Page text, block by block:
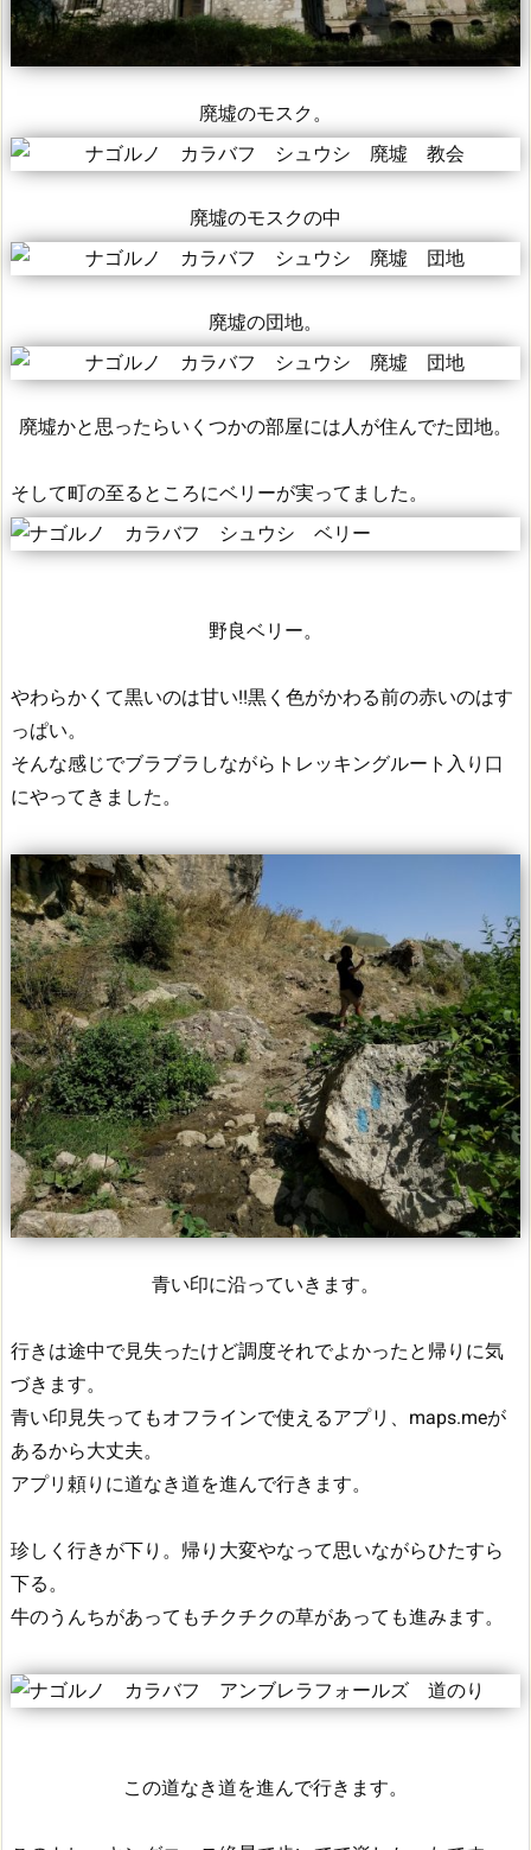
廃墟のモスク。
廃墟のモスクの中
廃墟の団地。
廃墟かと思ったらいくつかの部屋には人が住んでた団地。
そして町の至るところにベリーが実ってました。
野良ベリー。
やわらかくて黒いのは甘い!!黒く色がかわる前の赤いのはす
っぱい。
そんな感じでブラブラしながらトレッキングルート入り口
にやってきました。
青い印に沿っていきます。
行きは途中で見失ったけど調度それでよかったと帰りに気
づきます。
青い印見失ってもオフラインで使えるアプリ、maps.meが
あるから大丈夫。
アプリ頼りに道なき道を進んで行きます。
珍しく行きが下り。帰り大変やなって思いながらひたすら
下る。
牛のうんちがあってもチクチクの草があっても進みます。
この道なき道を進んで行きます。